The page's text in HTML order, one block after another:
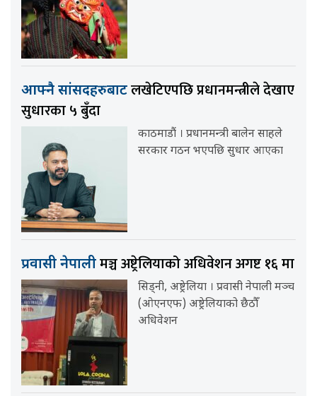
आफ्नै सांसदहरुबाटलखेटिएपछि प्रधानमन्त्रीले देखाए
सुधारका ५ बुँदा
काठमाडौं । प्रधानमन्त्री बालेन साहले
सरकार गठन भएपछि सुधार आएका
प्रवासी नेपालीमञ्च अष्ट्रेलियाको अधिवेशन अगष्ट १६ मा
सिड्नी, अष्ट्रेलिया । प्रवासी नेपाली मञ्च
(ओएनएफ) अष्ट्रेलियाको छैठौँ
अधिवेशन